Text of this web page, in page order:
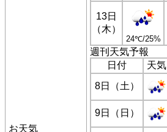
お天気
13日
（木）
24℃/25%
週刊天気予報
日付
天気
8日（土）
9日（日）